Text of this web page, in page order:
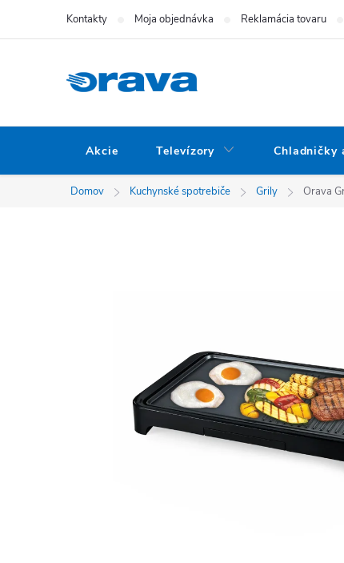
Prejsť na obsahKontakty Moja objednávka Reklamácia tovaru
Akcie Televízory Chladničky
Domov Kuchynské spotrebiče Grily Orava